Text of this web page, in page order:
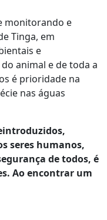
monitorando e
Tinga, em
e
animal e de toda a
é prioridade na
nas águas
seres humanos,
de todos, é
Ao encontrar um